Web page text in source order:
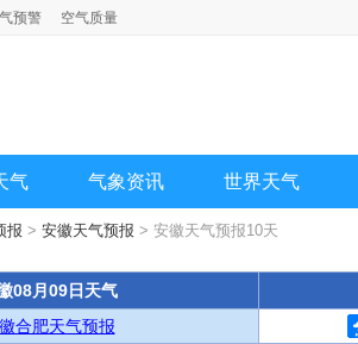
预警 空气质量
气 气象资讯 世界天气
报 > 安徽天气预报 > 安徽天气预报10天
08月09日天气
合肥天气预报